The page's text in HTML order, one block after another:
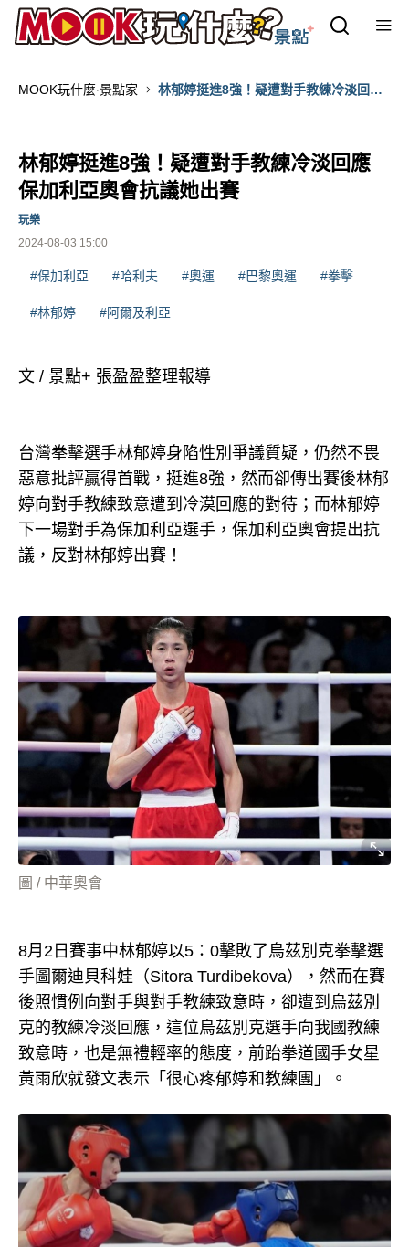
MOOK玩什麼‧景點家
林郁婷挺進8強！疑遭對手教練冷淡回應
林郁婷挺進8強！疑遭對手教練冷淡回應
保加利亞奧會抗議她出賽
2024-08-03 15:00
玩樂
#保加利亞 #哈利夫 #奧運 #巴黎奧運 #拳擊
#林郁婷 #阿爾及利亞
文 / 景點+ 張盈盈整理報導
台灣拳擊選手林郁婷身陷性別爭議質疑，仍然不畏
惡意批評贏得首戰，挺進8強，然而卻傳出賽後林郁
婷向對手教練致意遭到冷漠回應的對待；而林郁婷
下一場對手為保加利亞選手，保加利亞奧會提出抗
議，反對林郁婷出賽！
圖 / 中華奧會
8月2日賽事中林郁婷以5：0擊敗了烏茲別克拳擊選
手圖爾迪貝科娃（Sitora Turdibekova），然而在賽
後照慣例向對手與對手教練致意時，卻遭到烏茲別
克的教練冷淡回應，這位烏茲別克選手向我國教練
致意時，也是無禮輕率的態度，前跆拳道國手女星
黃雨欣就發文表示「很心疼郁婷和教練團」。